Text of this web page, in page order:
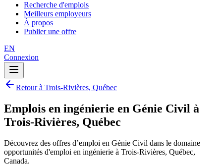
Recherche d'emplois
Meilleurs employeurs
À propos
Publier une offre
EN
Connexion
Retour à Trois-Rivières, Québec
Emplois en ingénierie en Génie Civil à
Trois-Rivières, Québec
Découvrez des offres d’emploi en Génie Civil dans le domaine
opportunités d'emploi en ingénierie à Trois-Rivières, Québec,
Canada.